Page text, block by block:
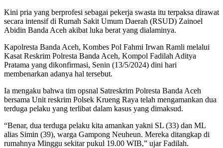
Kini pria yang berprofesi sebagai pekerja swasta itu terpaksa dirawat
secara intensif di Rumah Sakit Umum Daerah (RSUD) Zainoel
Abidin Banda Aceh akibat luka berat yang dialaminya.
Kapolresta Banda Aceh, Kombes Pol Fahmi Irwan Ramli melalui
Kasat Reskrim Polresta Banda Aceh, Kompol Fadilah Aditya
Pratama yang dikonfirmasi, Senin (13/5/2024) dini hari
membenarkan adanya hal tersebut.
Ia mengaku bahwa tim opsnal Satreskrim Polresta Banda Aceh
bersama Unit reskrim Polsek Krueng Raya telah mengamankan dua
terduga pelaku yang terlibat dalam kasus yang dimaksud.
“Benar, dua terduga pelaku kita amankan yakni SL (33) dan ML
alias Simin (39), warga Gampong Neuheun. Mereka ditangkap di
rumahnya Minggu sekitar pukul 19.00 WIB,” ujar Fadilah.